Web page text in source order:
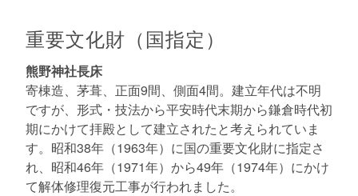
重要文化財（国指定）
熊野神社長床
寄棟造、茅葺、正面9間、側面4間。建立年代は不明
ですが、形式・技法から平安時代末期から鎌倉時代初
期にかけて拝殿として建立されたと考えられていま
す。昭和38年（1963年）に国の重要文化財に指定さ
れ、昭和46年（1971年）から49年（1974年）にかけ
て解体修理復元工事が行われました。